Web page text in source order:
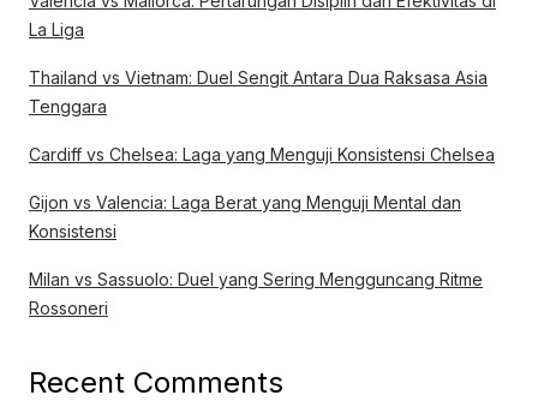
La Liga
Thailand vs Vietnam: Duel Sengit Antara Dua Raksasa Asia
Tenggara
Cardiff vs Chelsea: Laga yang Menguji Konsistensi Chelsea
Gijon vs Valencia: Laga Berat yang Menguji Mental dan
Konsistensi
Milan vs Sassuolo: Duel yang Sering Mengguncang Ritme
Rossoneri
Recent Comments